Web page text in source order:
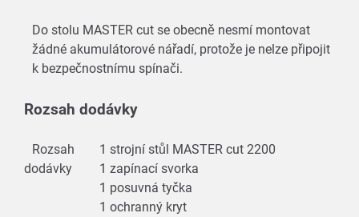
Do stolu MASTER cut se obecně nesmí montovat
žádné akumulátorové nářadí, protože je nelze připojit
k bezpečnostnímu spínači.
Rozsah dodávky
Rozsah
dodávky
1 strojní stůl MASTER cut 2200
1 zapínací svorka
1 posuvná tyčka
1 ochranný kryt